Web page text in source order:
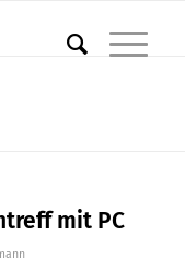
mit PC